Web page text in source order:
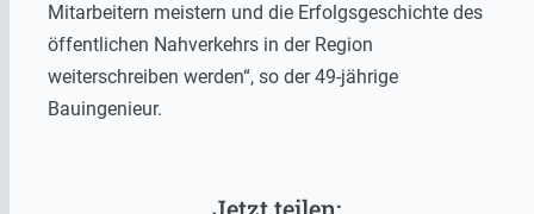
Mitarbeitern meistern und die Erfolgsgeschichte des
öffentlichen Nahverkehrs in der Region
weiterschreiben werden“, so der 49-jährige
Bauingenieur.